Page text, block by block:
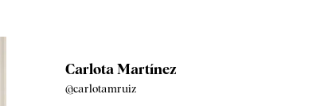
Carlota Martínez
@carlotamruiz